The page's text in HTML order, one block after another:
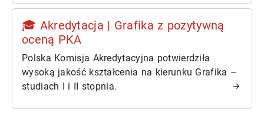
🎓 Akredytacja | Grafika z pozytywną
oceną PKA
Polska Komisja Akredytacyjna potwierdziła
wysoką jakość kształcenia na kierunku Grafika –
studiach I i II stopnia.